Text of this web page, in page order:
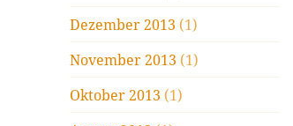
Dezember 2013 (1)
November 2013 (1)
Oktober 2013 (1)